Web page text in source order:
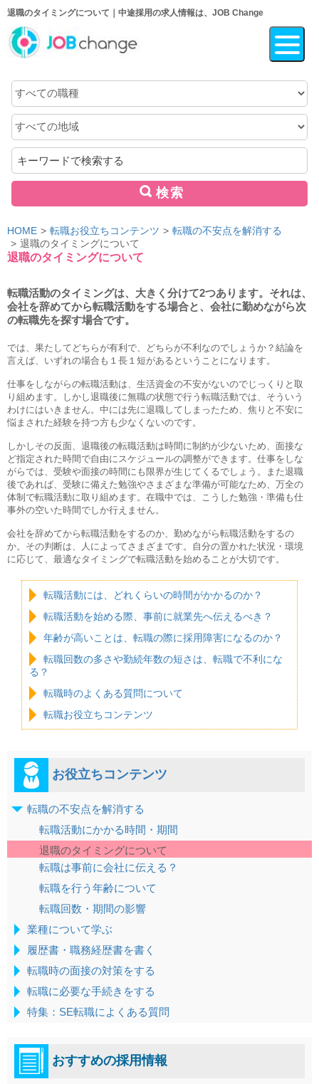
退職のタイミングについて｜中途採用の求人情報は、JOB Change
職
種
地
域
キ
ー
ワ
ド
検索
HOME 転職お役立ちコンテンツ
転職の不安点を解消する
退職のタイミングについて
退職のタイミングについて
転職活動のタイミングは、大きく分けて2つあります。それは、
会社を辞めてから転職活動をする場合と、会社に勤めながら次
の転職先を探す場合です。
では、果たしてどちらが有利で、どちらが不利なのでしょうか？結論を
言えば、いずれの場合も１長１短があるということになります。
仕事をしながらの転職活動は、生活資金の不安がないのでじっくりと取
り組めます。しかし退職後に無職の状態で行う転職活動では、そういう
わけにはいきません。中には先に退職してしまったため、焦りと不安に
悩まされた経験を持つ方も少なくないのです。
しかしその反面、退職後の転職活動は時間に制約が少ないため、面接な
ど指定された時間で自由にスケジュールの調整ができます。仕事をしな
がらでは、受験や面接の時間にも限界が生じてくるでしょう。また退職
後であれば、受験に備えた勉強やさまざまな準備が可能なため、万全の
体制で転職活動に取り組めます。在職中では、こうした勉強・準備も仕
事外の空いた時間でしか行えません。
会社を辞めてから転職活動をするのか、勤めながら転職活動をするの
か。その判断は、人によってさまざまです。自分の置かれた状況・環境
に応じて、最適なタイミングで転職活動を始めることが大切です。
転職活動には、どれくらいの時間がかかるのか？
転職活動を始める際、事前に就業先へ伝えるべき？
年齢が高いことは、転職の際に採用障害になるのか？
転職回数の多さや勤続年数の短さは、転職で不利にな
る？
転職時のよくある質問について
転職お役立ちコンテンツ
お役立ちコンテンツ
転職の不安点を解消する
転職活動にかかる時間・期間
退職のタイミングについて
転職は事前に会社に伝える？
転職を行う年齢について
転職回数・期間の影響
業種について学ぶ
履歴書・職務経歴書を書く
転職時の面接の対策をする
転職に必要な手続きをする
特集：SE転職によくある質問
おすすめの採用情報